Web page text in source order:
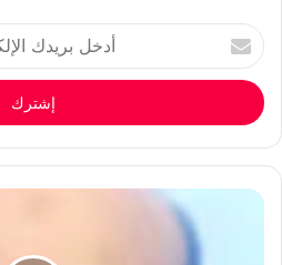
أدخل
بريدك
الإلكتروني